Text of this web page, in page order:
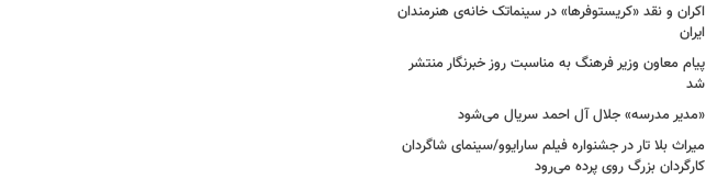
اکران و نقد «کریستوفرها» در سینماتک خانه‌ی هنرمندان
ایران
پیام معاون وزیر فرهنگ به مناسبت روز خبرنگار منتشر
شد
«مدیر مدرسه» جلال آل احمد سریال می‌شود
میراث بلا تار در جشنواره فیلم سارایوو/سینمای شاگردان
کارگردان بزرگ روی پرده می‌رود